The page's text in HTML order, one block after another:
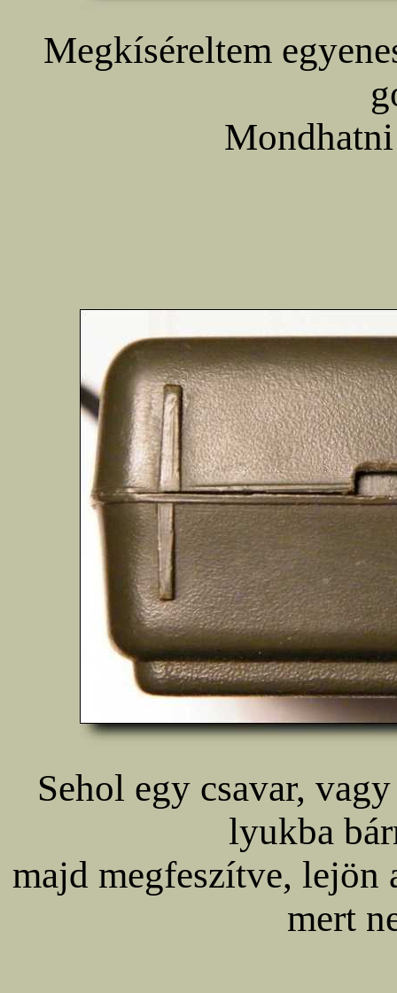
Megkíséreltem
Sehol egy csavar,
lyukba
majd megfeszítve, lejön
mert